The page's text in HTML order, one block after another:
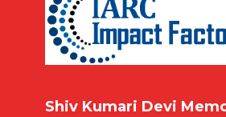
Shiv Kumari Devi